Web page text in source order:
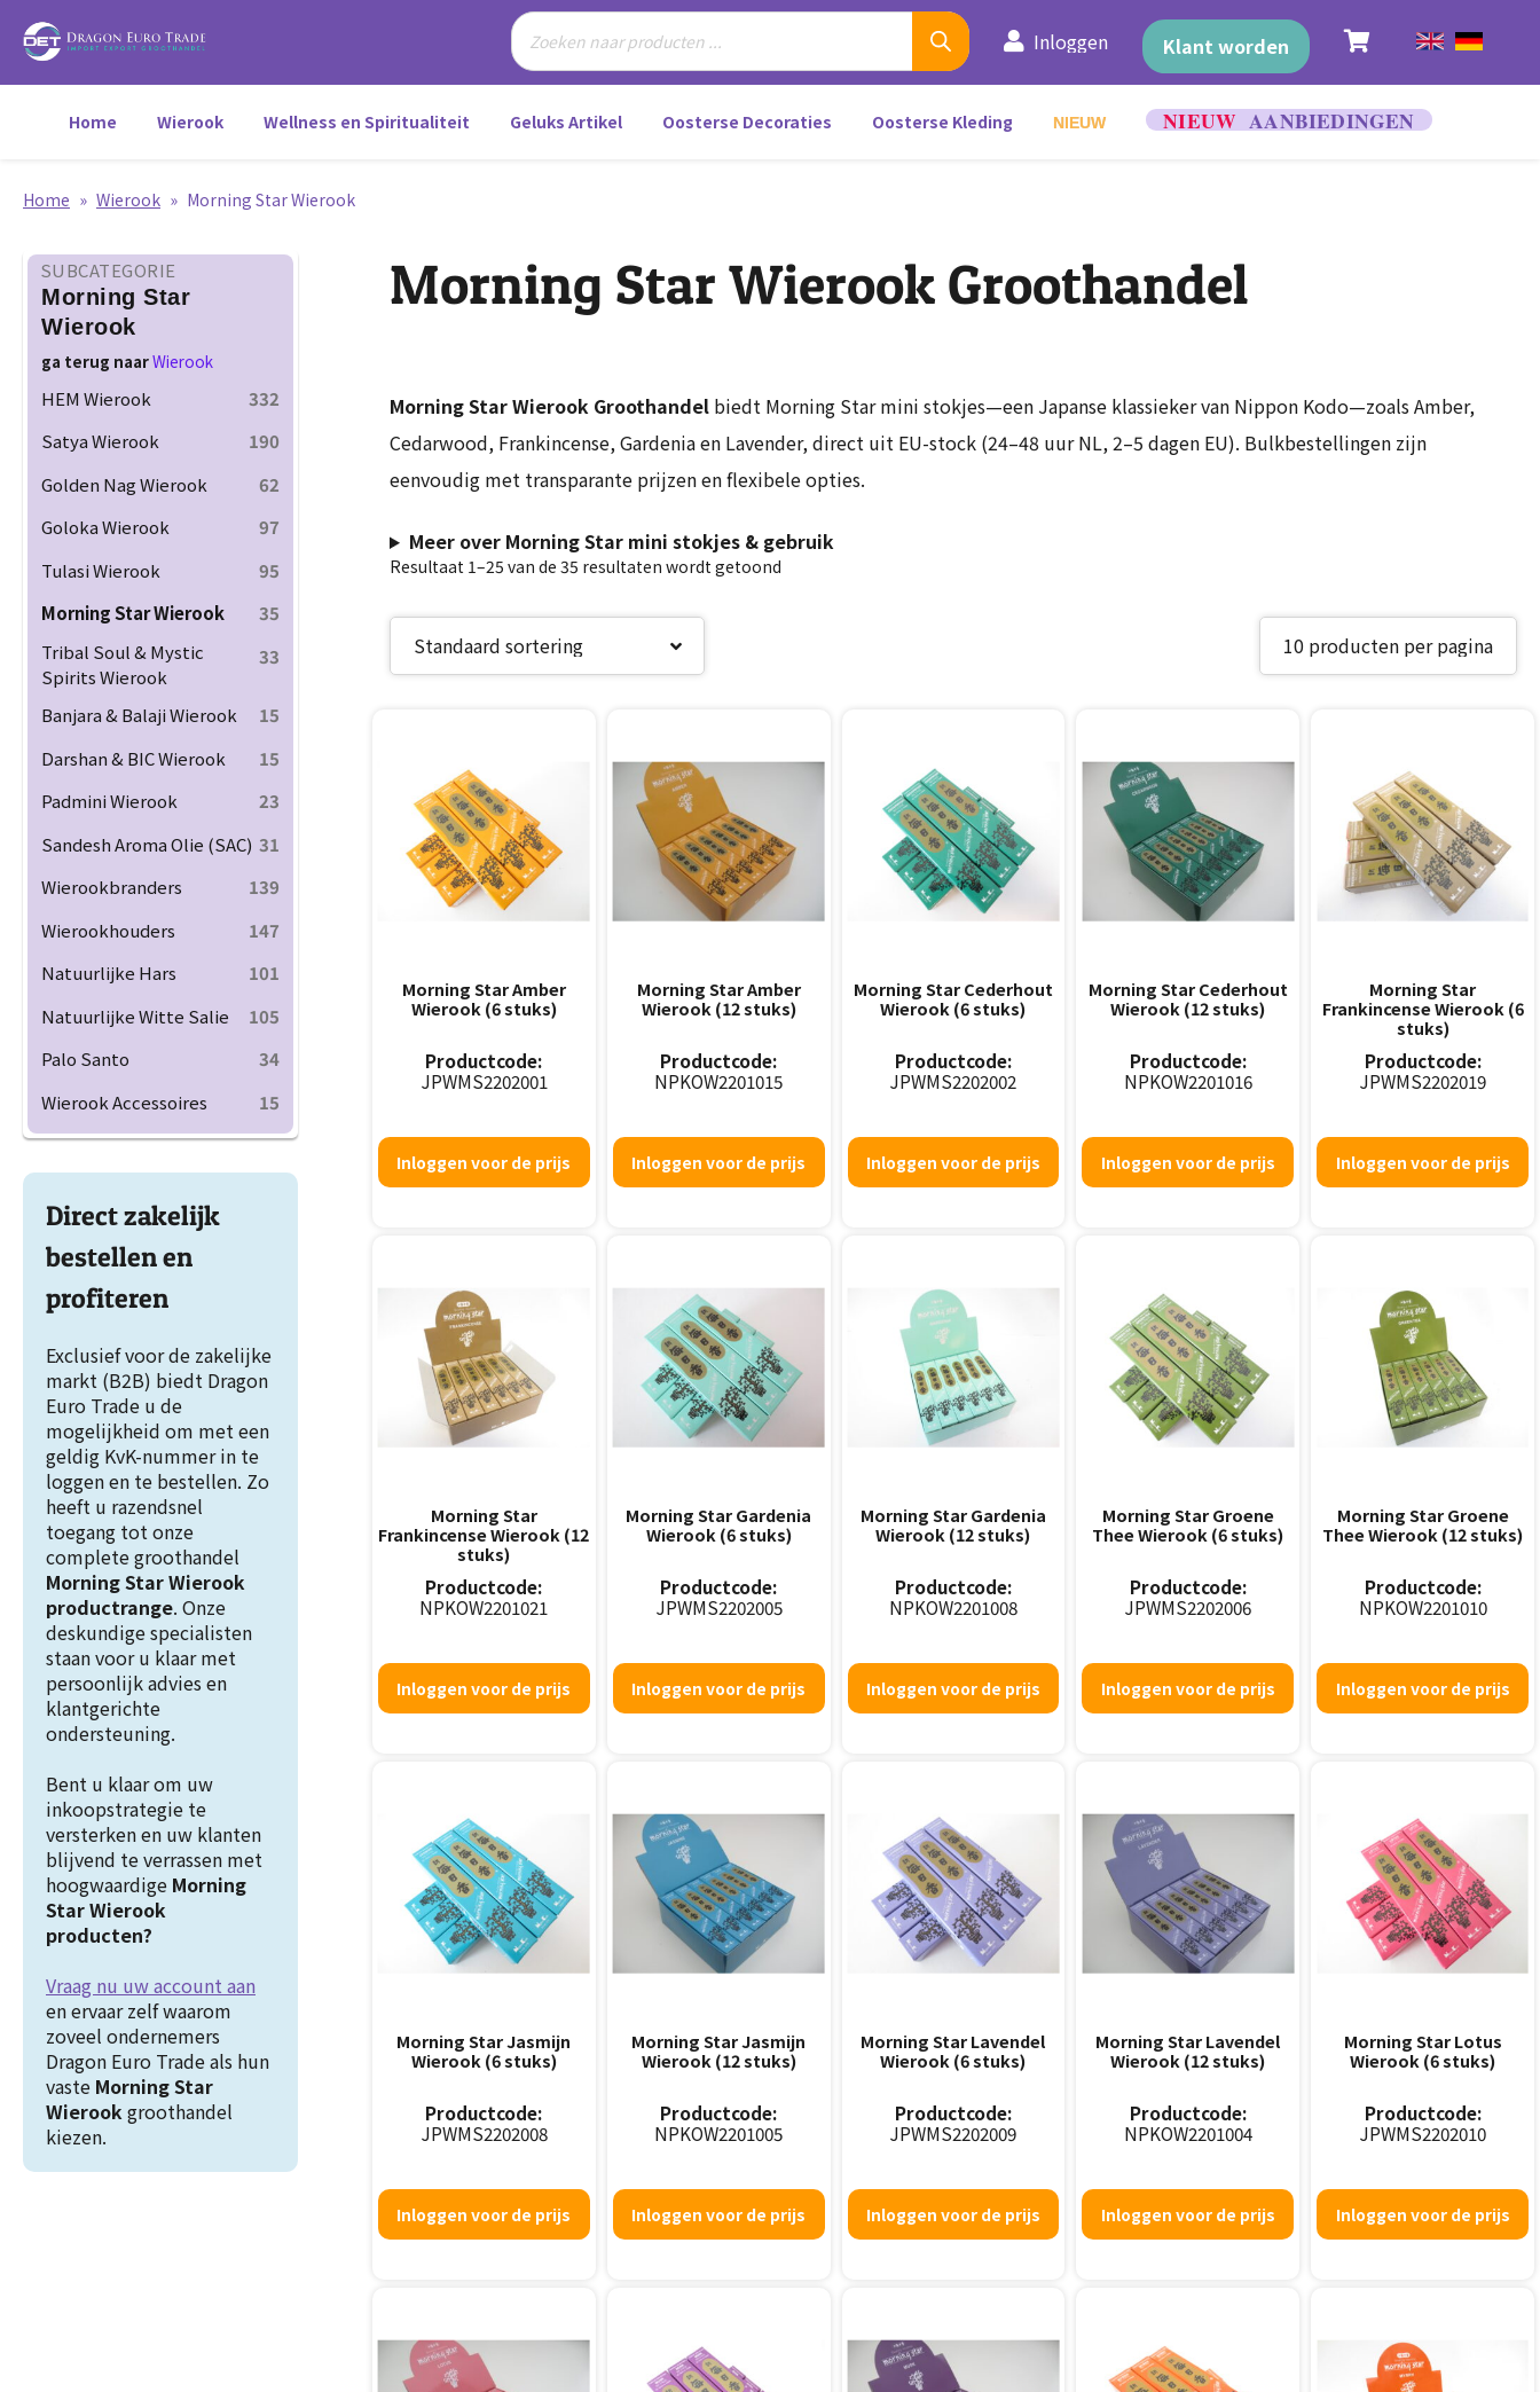
Inloggen Klant worden
Home Wierook Wellness en Spiritualiteit Geluks Artikel Oosterse Decoraties Oosterse Kleding NIEUW
Home » Wierook » Morning Star Wierook
Morning Star Wierook Groothandel
Morning Star Wierook Groothandel biedt Morning Star mini stokjes—een Japanse klassieker van Nippon Kodo—zoals Amber,
Cedarwood, Frankincense, Gardenia en Lavender, direct uit EU-stock (24–48 uur NL, 2–5 dagen EU). Bulkbestellingen zijn
eenvoudig met transparante prijzen en flexibele opties.
Meer over Morning Star mini stokjes & gebruik
Resultaat 1–25 van de 35 resultaten wordt getoond
Morning Star Amber
Wierook (6 stuks)
Productcode:
JPWMS2202001
Inloggen voor de prijs
Morning Star Amber
Wierook (12 stuks)
Productcode:
NPKOW2201015
Inloggen voor de prijs
Morning Star Cederhout
Wierook (6 stuks)
Productcode:
JPWMS2202002
Inloggen voor de prijs
Morning Star Cederhout
Wierook (12 stuks)
Productcode:
NPKOW2201016
Inloggen voor de prijs
Morning Star
Frankincense Wierook (6
stuks)
Productcode:
JPWMS2202019
Inloggen voor de prijs
Morning Star
Frankincense Wierook (12
stuks)
Productcode:
NPKOW2201021
Inloggen voor de prijs
Morning Star Gardenia
Wierook (6 stuks)
Productcode:
JPWMS2202005
Inloggen voor de prijs
Morning Star Gardenia
Wierook (12 stuks)
Productcode:
NPKOW2201008
Inloggen voor de prijs
Morning Star Groene
Thee Wierook (6 stuks)
Productcode:
JPWMS2202006
Inloggen voor de prijs
Morning Star Groene
Thee Wierook (12 stuks)
Productcode:
NPKOW2201010
Inloggen voor de prijs
Morning Star Jasmijn
Wierook (6 stuks)
Productcode:
JPWMS2202008
Inloggen voor de prijs
Morning Star Jasmijn
Wierook (12 stuks)
Productcode:
NPKOW2201005
Inloggen voor de prijs
Morning Star Lavendel
Wierook (6 stuks)
Productcode:
JPWMS2202009
Inloggen voor de prijs
Morning Star Lavendel
Wierook (12 stuks)
Productcode:
NPKOW2201004
Inloggen voor de prijs
Morning Star Lotus
Wierook (6 stuks)
Productcode:
JPWMS2202010
Inloggen voor de prijs
SUBCATEGORIE
Morning Star
Wierook
ga terug naarWierook
HEM Wierook
332
Satya Wierook
190
Golden Nag Wierook
62
Goloka Wierook
97
Tulasi Wierook
95
Morning Star Wierook
35
Tribal Soul & Mystic
Spirits Wierook
33
Banjara & Balaji Wierook
15
Darshan & BIC Wierook
15
Padmini Wierook
23
Sandesh Aroma Olie (SAC) 31
Wierookbranders
139
Wierookhouders
147
Natuurlijke Hars
101
Natuurlijke Witte Salie
105
Palo Santo
34
Wierook Accessoires
15
Direct zakelijk
bestellen en
profiteren
Exclusief voor de zakelijke
markt (B2B) biedt Dragon
Euro Trade u de
mogelijkheid om met een
geldig KvK-nummer in te
loggen en te bestellen. Zo
heeft u razendsnel
toegang tot onze
complete groothandel
Morning Star Wierook
productrange. Onze
deskundige specialisten
staan voor u klaar met
persoonlijk advies en
klantgerichte
ondersteuning.
Bent u klaar om uw
inkoopstrategie te
versterken en uw klanten
blijvend te verrassen met
hoogwaardige Morning
Star Wierook
producten?
Vraag nu uw account aan
en ervaar zelf waarom
zoveel ondernemers
Dragon Euro Trade als hun
vaste Morning Star
Wierook groothandel
kiezen.